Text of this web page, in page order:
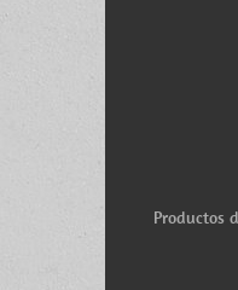
Productos